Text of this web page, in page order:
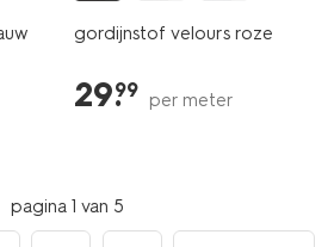
gordijnstof velours roze
29.
99 per meter
pagina 1 van 5